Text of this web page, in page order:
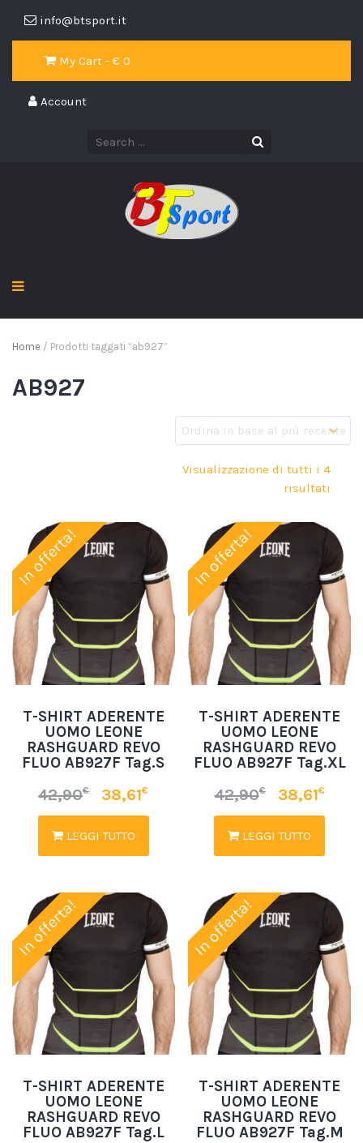
info@btsport.it
My Cart - € 0
Account
Home / Prodotti taggati “ab927”
AB927
Visualizzazione di tutti i 4
risultati
In offerta!
T-SHIRT ADERENTE
UOMO LEONE
RASHGUARD REVO
FLUO AB927F Tag.S
42,90€ 38,61€
LEGGI TUTTO
In offerta!
T-SHIRT ADERENTE
UOMO LEONE
RASHGUARD REVO
FLUO AB927F Tag.XL
42,90€ 38,61€
LEGGI TUTTO
In offerta!
T-SHIRT ADERENTE
UOMO LEONE
RASHGUARD REVO
FLUO AB927F Tag.L
In offerta!
T-SHIRT ADERENTE
UOMO LEONE
RASHGUARD REVO
FLUO AB927F Tag.M